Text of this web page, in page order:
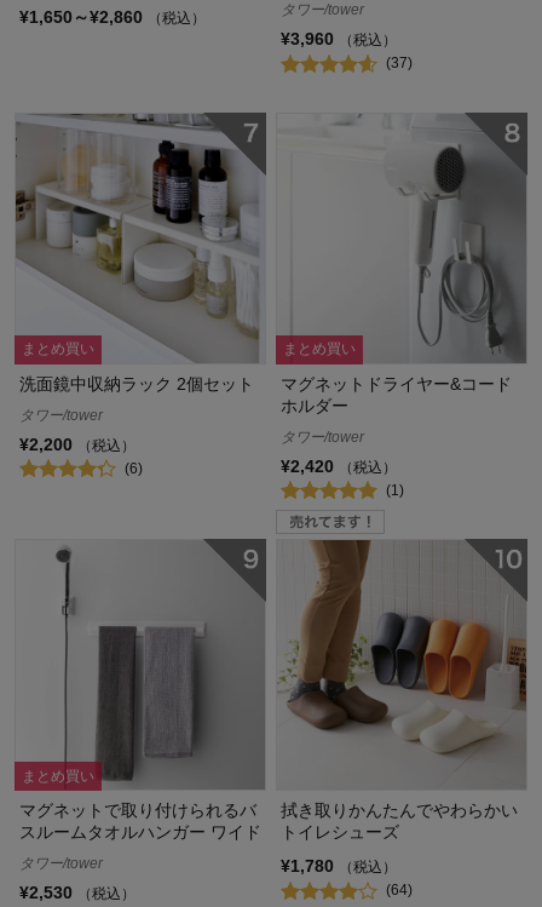
¥1,650～¥2,860 （税込） タワー/tower
¥3,960
（税込）
(37)
まとめ買い
洗面鏡中収納ラック 2個セット
タワー/tower
¥2,200
（税込）
(6)
まとめ買い
マグネットドライヤー&コード
ホルダー
タワー/tower
¥2,420
（税込）
(1)
まとめ買い
マグネットで取り付けられるバ
スルームタオルハンガー ワイド
タワー/tower
¥2,530
（税込）
拭き取りかんたんでやわらかい
トイレシューズ
¥1,780
（税込）
(64)